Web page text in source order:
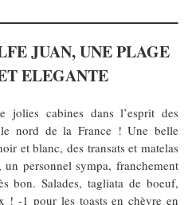
JUAN, UNE PLAGE
ELEGANTE
jolies cabines dans l’esprit des
le nord de la France ! Une belle
et blanc, des transats et matelas
personnel sympa, franchement
bon. Salades, tagliata de boeuf,
! -1 pour les toasts en chèvre en